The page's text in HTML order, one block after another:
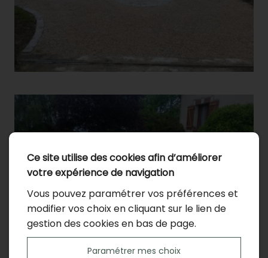
Ce site utilise des cookies afin d’améliorer
votre expérience de navigation
Vous pouvez paramétrer vos préférences et
modifier vos choix en cliquant sur le lien de
gestion des cookies en bas de page.
Paramétrer mes choix